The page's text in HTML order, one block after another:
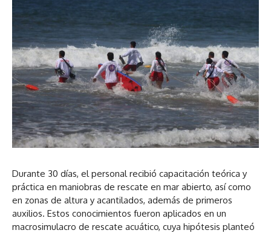
Durante 30 días, el personal recibió capacitación teórica y
práctica en maniobras de rescate en mar abierto, así como
en zonas de altura y acantilados, además de primeros
auxilios. Estos conocimientos fueron aplicados en un
macrosimulacro de rescate acuático, cuya hipótesis planteó